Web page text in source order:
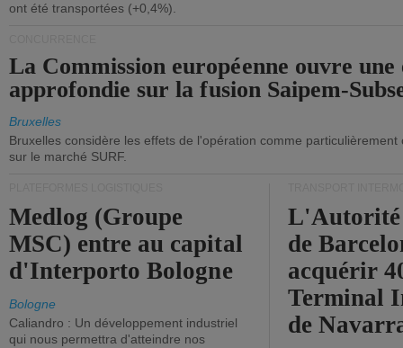
ont été transportées (+0,4%).
La Commission européenne ouvre une
approfondie sur la fusion Saipem-
Bruxelles
Bruxelles considère les effets de l'opération comme
sur le marché SURF.
Medlog (Groupe
MSC) entre au capital
d'Interporto Bologne
Bologne
Caliandro : Un développement industriel
qui nous permettra d'atteindre nos
de
acquérir
Terminal
de